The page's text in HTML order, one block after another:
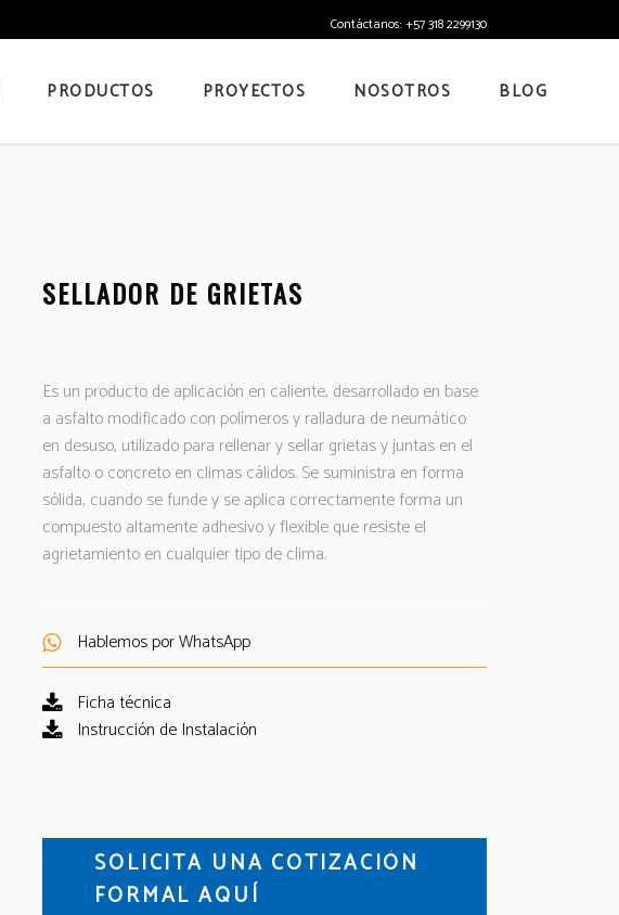
Contáctanos: +57 318 2299130
PRODUCTOS PROYECTOS NOSOTROS BLOG
SELLADOR DE GRIETAS
Es un producto de aplicación en caliente, desarrollado en base
a asfalto modificado con polímeros y ralladura de neumático
en desuso, utilizado para rellenar y sellar grietas y juntas en el
asfalto o concreto en climas cálidos. Se suministra en forma
sólida, cuando se funde y se aplica correctamente forma un
compuesto altamente adhesivo y flexible que resiste el
agrietamiento en cualquier tipo de clima.
Hablemos por WhatsApp
Ficha técnica
Instrucción de Instalación
SOLICITA UNA COTIZACIÓN
FORMAL AQUÍ